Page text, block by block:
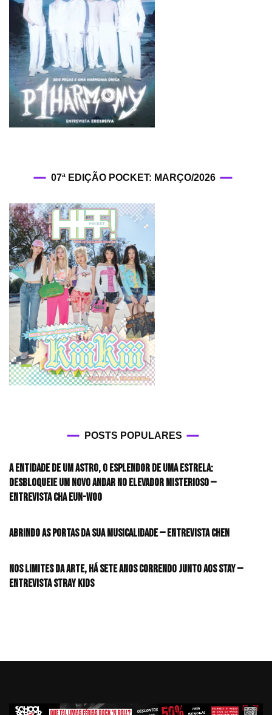
07ª EDIÇÃO POCKET: MARÇO/2026
POSTS POPULARES
A entidade de um astro, o esplendor de uma estrela:
desbloqueie um novo andar no elevador misterioso —
Entrevista CHA EUN-WOO
Abrindo as portas da sua musicalidade — Entrevista CHEN
Nos limites da arte, há sete anos correndo junto aos STAY —
Entrevista Stray Kids